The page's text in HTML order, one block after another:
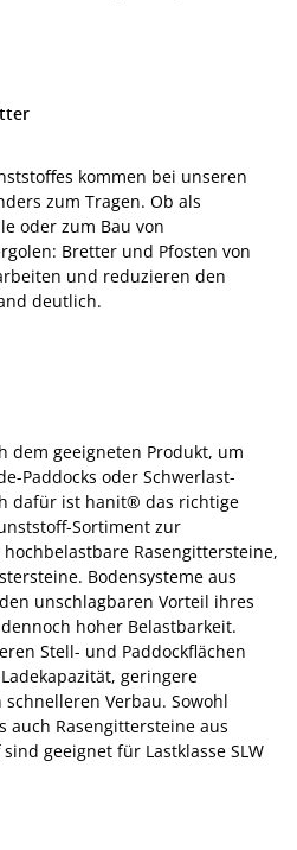
kommen bei unseren
zum Tragen. Ob als
oder zum Bau von
Bretter und Pfosten von
und reduzieren den
deutlich.
dem geeigneten Produkt, um
Paddocks oder Schwerlast-
dafür ist hanit® das richtige
Sortiment zur
Rasengittersteine,
Bodensysteme aus
unschlagbaren Vorteil ihres
hoher Belastbarkeit.
Stell- und Paddockflächen
geringere
Verbau. Sowohl
auch Rasengittersteine aus
geeignet für Lastklasse SLW